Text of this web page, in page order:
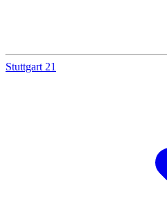
Stuttgart 21